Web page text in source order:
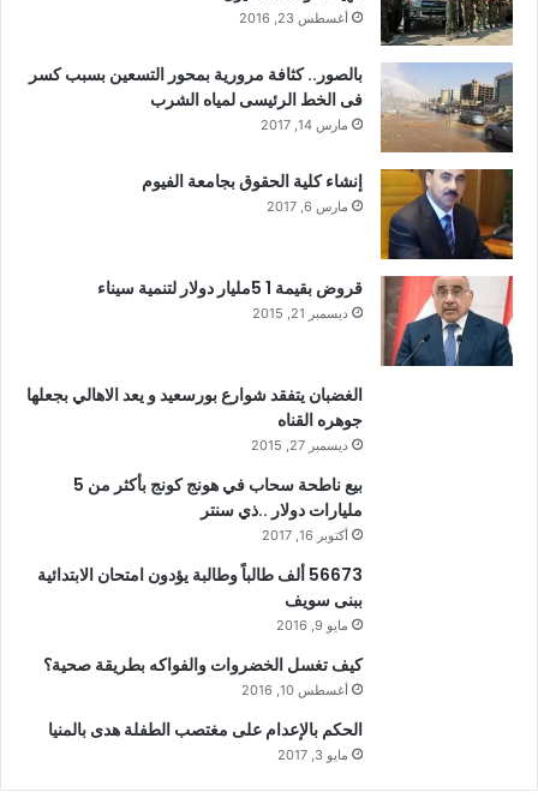
أغسطس 23, 2016
بالصور.. كثافة مرورية بمحور التسعين بسبب كسر
فى الخط الرئيسى لمياه الشرب
مارس 14, 2017
إنشاء كلية الحقوق بجامعة الفيوم
مارس 6, 2017
قروض بقيمة 1 5مليار دولار لتنمية سيناء
ديسمبر 21, 2015
الغضبان يتفقد شوارع بورسعيد و يعد الاهالي بجعلها
جوهره القناه
ديسمبر 27, 2015
بيع ناطحة سحاب في هونج كونج بأكثر من 5
مليارات دولار ..ذي سنتر
أكتوبر 16, 2017
56673 ألف طالباً وطالبة يؤدون امتحان الابتدائية
ببنى سويف
مايو 9, 2016
كيف تغسل الخضروات والفواكه بطريقة صحية؟
أغسطس 10, 2016
الحكم بالإعدام على مغتصب الطفلة هدى بالمنيا
مايو 3, 2017